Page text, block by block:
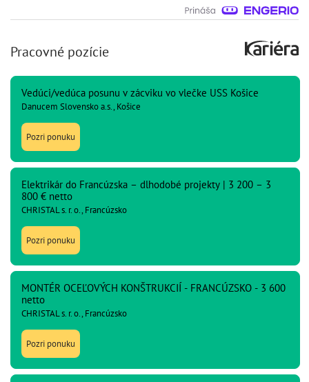
Pracovné pozície
Vedúci/vedúca posunu v zácviku vo vlečke USS Košice
Danucem Slovensko a.s., Košice
Pozri ponuku
Elektrikár do Francúzska – dlhodobé projekty | 3 200 – 3
800 € netto
CHRISTAL s. r. o., Francúzsko
Pozri ponuku
MONTÉR OCEĽOVÝCH KONŠTRUKCIÍ - FRANCÚZSKO - 3 600
netto
CHRISTAL s. r. o., Francúzsko
Pozri ponuku